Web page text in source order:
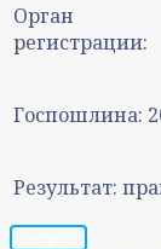
Орган
регистрации:
Госпошлина:
Результат: